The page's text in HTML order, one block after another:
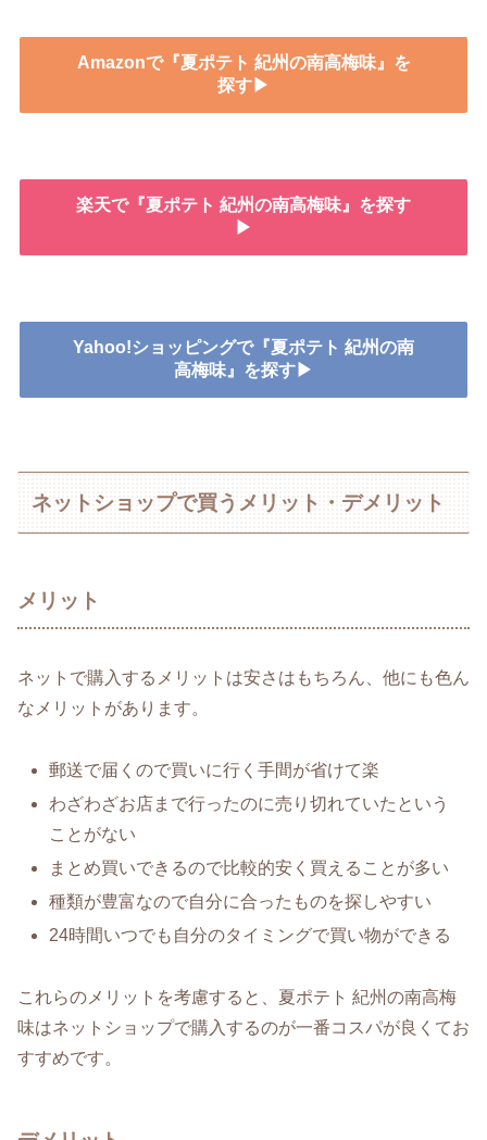
Amazonで『夏ポテト 紀州の南高梅味』を
探す▶
楽天で『夏ポテト 紀州の南高梅味』を探す
▶
Yahoo!ショッピングで『夏ポテト 紀州の南
高梅味』を探す▶
ネットショップで買うメリット・デメリット
メリット
ネットで購入するメリットは安さはもちろん、他にも色ん
なメリットがあります。
郵送で届くので買いに行く手間が省けて楽
わざわざお店まで行ったのに売り切れていたという
ことがない
まとめ買いできるので比較的安く買えることが多い
種類が豊富なので自分に合ったものを探しやすい
24時間いつでも自分のタイミングで買い物ができる
これらのメリットを考慮すると、夏ポテト 紀州の南高梅
味はネットショップで購入するのが一番コスパが良くてお
すすめです。